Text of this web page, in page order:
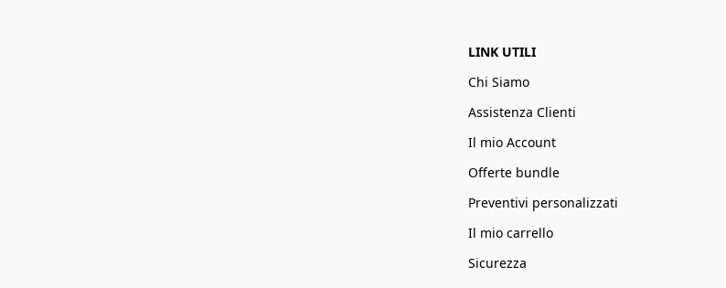
LINK UTILI
Chi Siamo
Assistenza Clienti
Il mio Account
Offerte bundle
Preventivi personalizzati
Il mio carrello
Sicurezza